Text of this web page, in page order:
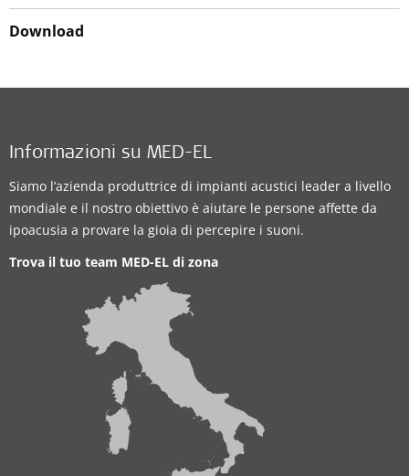
Download
Informazioni su MED-EL
Siamo l’azienda produttrice di impianti acustici leader a livello
mondiale e il nostro obiettivo è aiutare le persone affette da
ipoacusia a provare la gioia di percepire i suoni.
Trova il tuo team MED-EL di zona